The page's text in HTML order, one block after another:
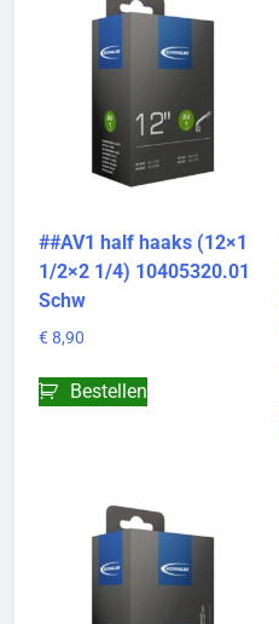
##AV1 half haaks (12×1
1/2×2 1/4) 10405320.01
Schw
€ 8,90
Bestellen